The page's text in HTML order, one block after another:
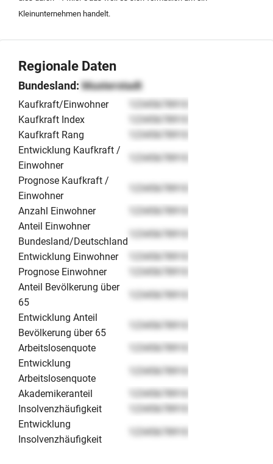
Kleinunternehmen handelt.
Regionale Daten
Bundesland: Musterstadt
Kaufkraft/Einwohner
12345678910
Kaufkraft Index
12345678910
Kaufkraft Rang
12345678910
Entwicklung Kaufkraft /
Einwohner
12345678910
Prognose Kaufkraft /
Einwohner
12345678910
Anzahl Einwohner
12345678910
Anteil Einwohner
Bundesland/Deutschland
12345678910
Entwicklung Einwohner
12345678910
Prognose Einwohner
12345678910
Anteil Bevölkerung über
65
12345678910
Entwicklung Anteil
Bevölkerung über 65
12345678910
Arbeitslosenquote
12345678910
Entwicklung
Arbeitslosenquote
12345678910
Akademikeranteil
12345678910
Insolvenzhäufigkeit
12345678910
Entwicklung
Insolvenzhäufigkeit
12345678910